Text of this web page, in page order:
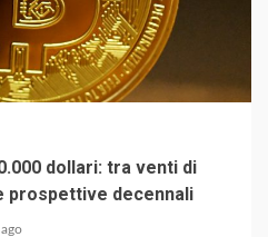
dollari: tra venti di
prospettive decennali